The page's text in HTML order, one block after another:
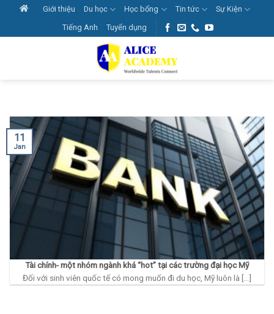
content
Giới thiệu Du học Học bổng Tin tức
Sự Kiện
Tiếng Anh
Tuyển dụng
Tài chính- một nhóm ngành khá “hot” tại các trường đại học Mỹ
Đối với sinh viên quốc tế có mong muốn đi du học, Mỹ luôn là [...]
11
Jan